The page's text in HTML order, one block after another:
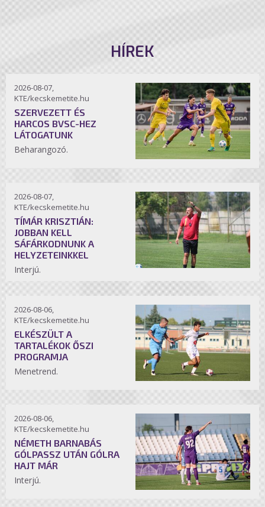
HÍREK
2026-08-07,
KTE/kecskemetite.hu
SZERVEZETT ÉS
HARCOS BVSC-HEZ
LÁTOGATUNK
Beharangozó.
2026-08-07,
KTE/kecskemetite.hu
TÍMÁR KRISZTIÁN:
JOBBAN KELL
SÁFÁRKODNUNK A
HELYZETEINKKEL
Interjú.
2026-08-06,
KTE/kecskemetite.hu
ELKÉSZÜLT A
TARTALÉKOK ŐSZI
PROGRAMJA
Menetrend.
2026-08-06,
KTE/kecskemetite.hu
NÉMETH BARNABÁS
GÓLPASSZ UTÁN GÓLRA
HAJT MÁR
Interjú.